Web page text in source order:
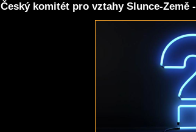
Český komitét pro vztahy Slunce-Země